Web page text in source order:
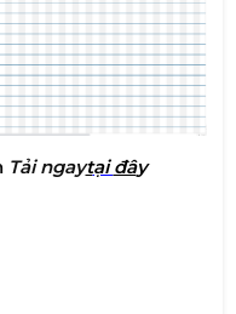
Tải ngaytạiđây